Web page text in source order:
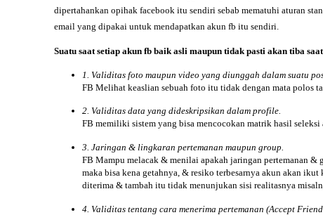
dipertahankan opihak facebook itu sendiri sebab mematuhi aturan
email yang dipakai untuk mendapatkan akun fb itu sendiri.
Suatu saat setiap akunfb baik asli maupun tidak pasti akan tiba
1. Validitas foto maupun video yang diunggah dalam suatu
FB Melihat keaslian sebuah foto itu tidak dengan mata polos
2. Validitas data yang dideskripsikan dalam profile.
FB memiliki sistem yang bisa mencocokan matrik hasil
3. Jaringan & lingkaran pertemanan maupun group.
FB Mampu melacak & menilai apakah jaringan pertemanan
maka bisa kena getahnya, & resiko terbesarnya akun akan
diterima & tambah itu tidak menunjukan sisi realitasnya
4. Validitas tentang cara menerima pertemanan (Accept